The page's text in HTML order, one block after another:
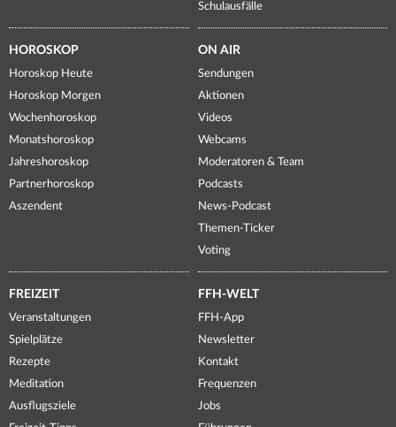
Schulausfälle
HOROSKOP
Horoskop Heute
Horoskop Morgen
Wochenhoroskop
Monatshoroskop
Jahreshoroskop
Partnerhoroskop
Aszendent
ON AIR
Sendungen
Aktionen
Videos
Webcams
Moderatoren & Team
Podcasts
News-Podcast
Themen-Ticker
Voting
FREIZEIT
Veranstaltungen
Spielplätze
Rezepte
Meditation
Ausflugsziele
FFH-WELT
FFH-App
Newsletter
Kontakt
Frequenzen
Jobs